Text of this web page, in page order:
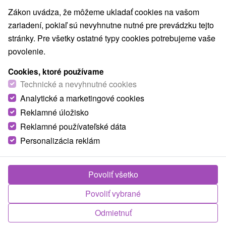
Výhody u nás
Denne aktualizovaná ponuka
Všetky známe hotely a kúpele na jednom
mieste
Garantujeme najnižšie ceny
VIAC INFO
Minimálne storno poplatky
Zákon uvádza, že môžeme ukladať cookies na vašom
zariadení, pokiaľ sú nevyhnutne nutné pre prevádzku tejto
stránky. Pre všetky ostatné typy cookies potrebujeme vaše
povolenie.
Cookies, ktoré používame
Technické a nevyhnutné cookies
Analytické a marketingové cookies
Reklamné úložisko
Reklamné používateľské dáta
Personalizácia reklám
Odmietnuť
Povoliť vybrané
Povoliť všetko